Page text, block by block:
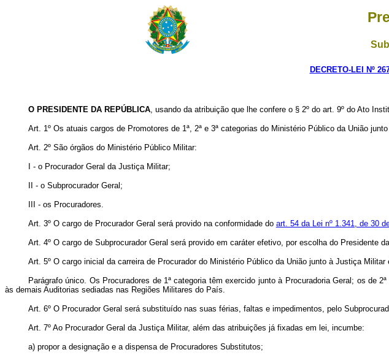
DECRETO-LEI Nº
O PRESIDENTE DA REPÚBLICA, usando da atribuição que lhe confere o § 2º do art. 9º do Ato
Art. 1º Os atuais cargos de Promotores de 1ª, 2ª e 3ª categorias do Ministério Público da União
Art. 2º São órgãos do Ministério Público Militar:
I - o Procurador Geral da Justiça Militar;
II - o Subprocurador Geral;
III - os Procuradores.
Art. 3º O cargo de Procurador Geral será provido na conformidade do art. 54 da Lei nº 1.341, de 30
Art. 4º O cargo de Subprocurador Geral será provido em caráter efetivo, por escolha do
Art. 5º O cargo inicial da carreira de Procurador do Ministério Público da União junto à Justiça Militar
Parágrafo único. Os Procuradores de 1ª categoria têm exercido junto à Procuradoria Geral; os de
às demais Auditorias sediadas nas Regiões Militares do País.
Art. 6º O Procurador Geral será substituído nas suas férias, faltas e impedimentos, pelo
Art. 7º Ao Procurador Geral da Justiça Militar, além das atribuições já fixadas em lei, incumbe:
a) propor a designação e a dispensa de Procuradores Substitutos;